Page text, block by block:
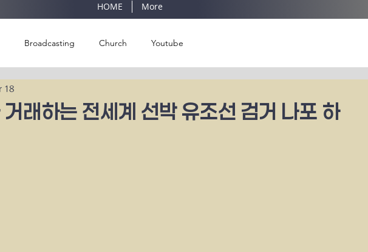
HOME More
Broadcasting Church Youtube
래하는 전세계 선박 유조선 검거 나포 하
18